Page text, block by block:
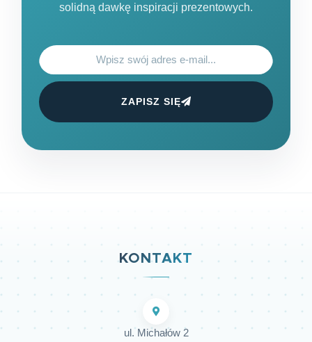
solidną dawkę inspiracji prezentowych.
ZAPISZ SIĘ
KONTAKT
ul. Michałów 2